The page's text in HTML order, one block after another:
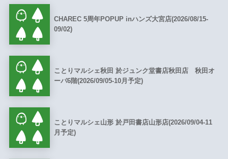
CHAREC 5周年POPUP inハンズ大宮店(2026/08/15-
09/02)
ことりマルシェ秋田 於ジュンク堂書店秋田店 秋田オ
ーパ6階(2026/09/05-10月予定)
ことりマルシェ山形 於戸田書店山形店(2026/09/04-11
月予定)